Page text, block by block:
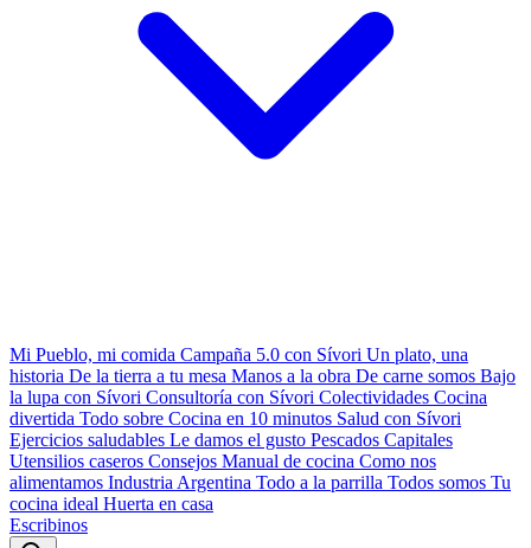
Mi Pueblo, mi comida Campaña 5.0 con Sívori Un plato, una
historia De la tierra a tu mesa Manos a la obra De carne somos Bajo
la lupa con Sívori Consultoría con Sívori Colectividades Cocina
divertida Todo sobre Cocina en 10 minutos Salud con Sívori
Ejercicios saludables Le damos el gusto Pescados Capitales
Utensilios caseros Consejos Manual de cocina Como nos
alimentamos Industria Argentina Todo a la parrilla Todos somos Tu
cocina ideal Huerta en casa
Escribinos